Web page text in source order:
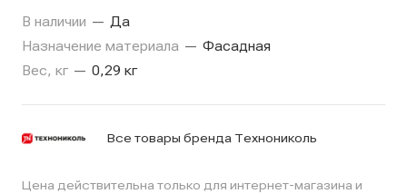
В наличии — Да
Назначение материала — Фасадная
Вес, кг — 0,29 кг
Все товары бренда Технониколь
Цена действительна только для интернет-магазина и